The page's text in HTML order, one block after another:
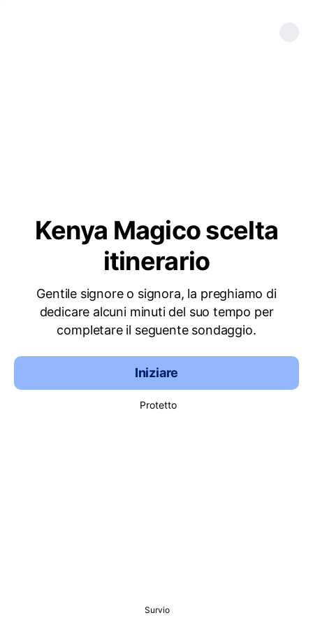
Kenya Magico scelta
itinerario
Gentile signore o signora, la preghiamo di
dedicare alcuni minuti del suo tempo per
completare il seguente sondaggio.
Iniziare
Protetto
Survio